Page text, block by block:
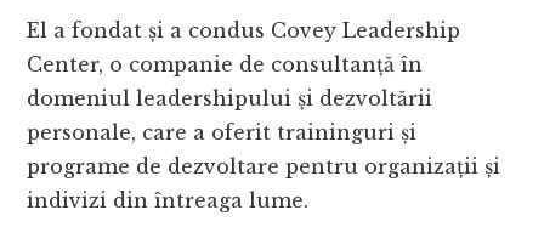
El a fondat și a condus Covey Leadership
Center, o companie de consultanță în
domeniul leadershipului și dezvoltării
personale, care a oferit traininguri și
programe de dezvoltare pentru organizații și
indivizi din întreaga lume.